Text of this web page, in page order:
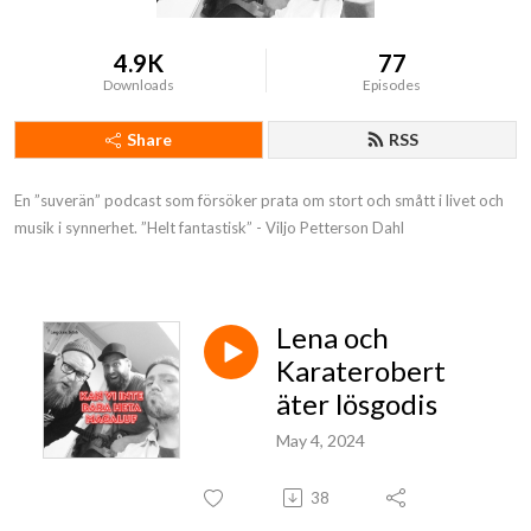
4.9K
Downloads
77
Episodes
Share RSS
En ”suverän” podcast som försöker prata om stort och smått i livet och
musik i synnerhet. ”Helt fantastisk” - Viljo Petterson Dahl
Lena och
Karaterobert
äter lösgodis
May 4, 2024
38